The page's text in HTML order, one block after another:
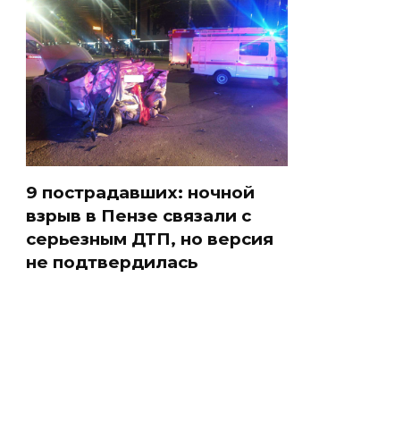
9 пострадавших: ночной
взрыв в Пензе связали с
серьезным ДТП, но версия
не подтвердилась